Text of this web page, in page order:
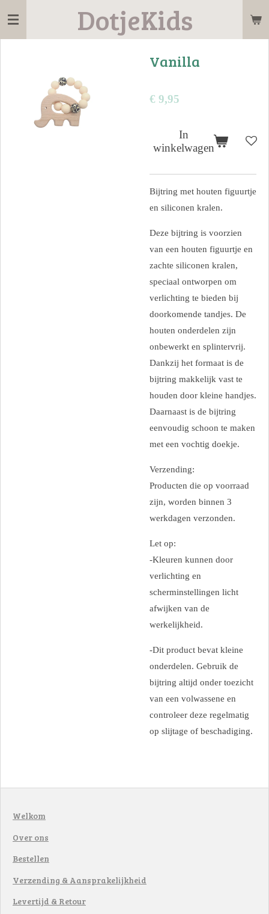
Ga
hoofdinhoud
DotjeKids
Vanilla
€ 9,95
In
winkelwagen
Bijtring met houten figuurtje
en siliconen kralen.
Deze bijtring is voorzien
van een houten figuurtje en
zachte siliconen kralen,
speciaal ontworpen om
verlichting te bieden bij
doorkomende tandjes. De
houten onderdelen zijn
onbewerkt en splintervrij.
Dankzij het formaat is de
bijtring makkelijk vast te
houden door kleine handjes.
Daarnaast is de bijtring
eenvoudig schoon te maken
met een vochtig doekje.
Verzending:
Producten die op voorraad
zijn, worden binnen 3
werkdagen verzonden.
Let op:
-Kleuren kunnen door
verlichting en
scherminstellingen licht
afwijken van de
werkelijkheid.
-Dit product bevat kleine
onderdelen. Gebruik de
bijtring altijd onder toezicht
van een volwassene en
controleer deze regelmatig
op slijtage of beschadiging.
Welkom
Over ons
Bestellen
Verzending & Aansprakelijkheid
Levertijd & Retour